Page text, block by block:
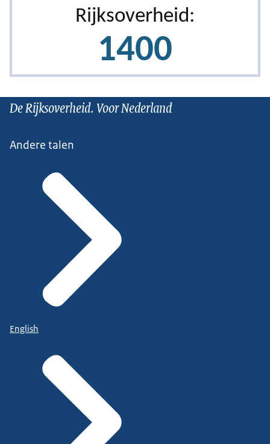
De Rijksoverheid. Voor Nederland
Andere talen
English